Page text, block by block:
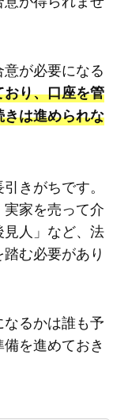
が必要になる
り、口座を管
は進められな
きがちです。
家を売って介
人」など、法
む必要があり
るかは誰も予
を進めておき